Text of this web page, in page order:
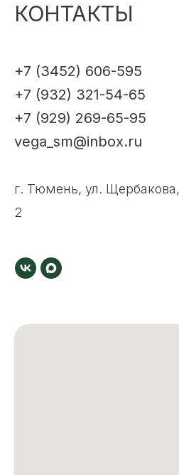
КОНТАКТЫ
+7 (3452) 606-595
+7 (932) 321-54-65
+7 (929) 269-65-95
vega_sm@inbox.ru
г. Тюмень, ул.
2